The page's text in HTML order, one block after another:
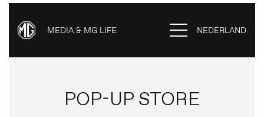
MEDIA & MG LIFE NEDERLAND
POP-UP STORE